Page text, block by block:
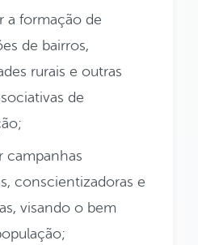
a formação de
de bairros,
rurais e outras
de
campanhas
conscientizadoras e
visando o bem